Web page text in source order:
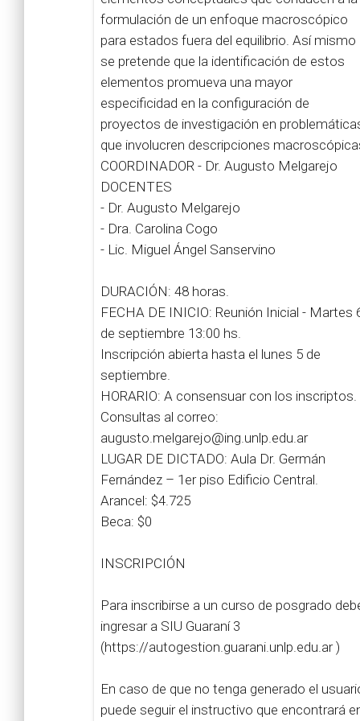
formulación de un enfoque macroscópico
para estados fuera del equilibrio. Así mismo
se pretende que la identificación de estos
elementos promueva una mayor
especificidad en la configuración de
proyectos de investigación en
que involucren descripciones
COORDINADOR - Dr. Augusto Melgarejo
DOCENTES
- Dr. Augusto Melgarejo
- Dra. Carolina Cogo
- Lic. Miguel Ángel Sanservino
DURACIÓN: 48 horas.
FECHA DE INICIO: Reunión Inicial - Martes
de septiembre 13:00 hs.
Inscripción abierta hasta el lunes 5 de
septiembre.
HORARIO: A consensuar con los inscriptos.
Consultas al correo:
augusto.melgarejo@ing.unlp.edu.ar
LUGAR DE DICTADO: Aula Dr. Germán
Fernández – 1er piso Edificio Central.
Arancel: $4.725
Beca: $0
INSCRIPCIÓN
Para inscribirse a un curso de posgrado
ingresar a SIU Guaraní 3
(https://autogestion.guarani.unlp.edu.ar )
En caso de que no tenga generado el
puede seguir el instructivo que encontrará